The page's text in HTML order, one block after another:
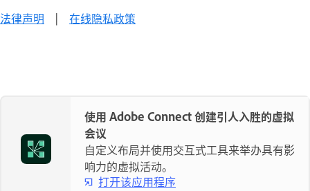
法律声明 | 在线隐私政策
使用 Adobe Connect 创建引人入胜的虚拟
会议
自定义布局并使用交互式工具来举办具有影
响力的虚拟活动。
打开该应用程序